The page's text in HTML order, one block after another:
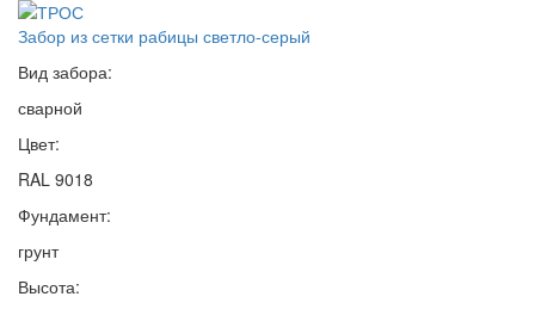
Забор из сетки рабицы светло-серый
Вид забора:
сварной
Цвет:
RAL 9018
Фундамент:
грунт
Высота: